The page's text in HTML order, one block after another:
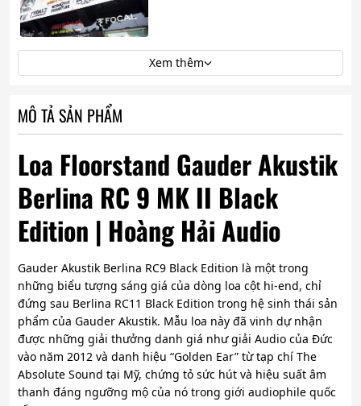
Xem thêm
MÔ TẢ SẢN PHẨM
Loa Floorstand Gauder Akustik
Berlina RC 9 MK II Black
Edition | Hoàng Hải Audio
Gauder Akustik Berlina RC9 Black Edition là một trong
những biểu tượng sáng giá của dòng loa cột hi-end, chỉ
đứng sau Berlina RC11 Black Edition trong hệ sinh thái sản
phẩm của Gauder Akustik. Mẫu loa này đã vinh dự nhận
được những giải thưởng danh giá như giải Audio của Đức
vào năm 2012 và danh hiệu “Golden Ear” từ tạp chí The
Absolute Sound tại Mỹ, chứng tỏ sức hút và hiệu suất âm
thanh đáng ngưỡng mộ của nó trong giới audiophile quốc